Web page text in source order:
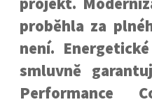
proběhla za
není.
smluvně
Performance